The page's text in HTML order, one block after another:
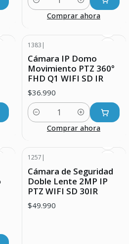
Cantidad
Comprar ahora
1383 |
Cámara IP Domo
Movimiento PTZ 360°
FHD Q1 WIFI SD IR
$36.990
Cantidad
Comprar ahora
1257 |
Cámara de Seguridad
Doble Lente 2MP IP
PTZ WIFI SD 30IR
$49.990